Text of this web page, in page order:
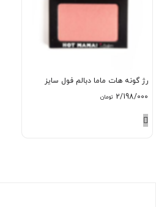
رژ گونه هات ماما دبالم فول سایز
2/198/000 تومان